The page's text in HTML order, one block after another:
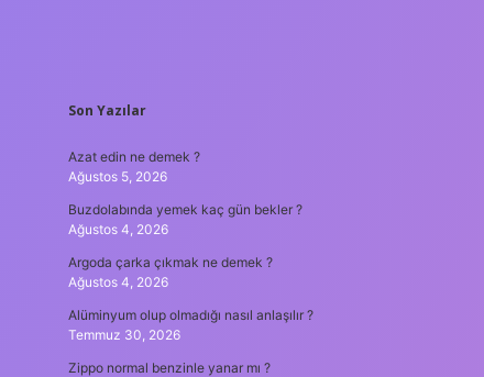
SIDEBAR
Son Yazılar
Azat edin ne demek ?
Ağustos 5, 2026
Buzdolabında yemek kaç gün bekler ?
Ağustos 4, 2026
Argoda çarka çıkmak ne demek ?
Ağustos 4, 2026
Alüminyum olup olmadığı nasıl anlaşılır ?
Temmuz 30, 2026
Zippo normal benzinle yanar mı ?